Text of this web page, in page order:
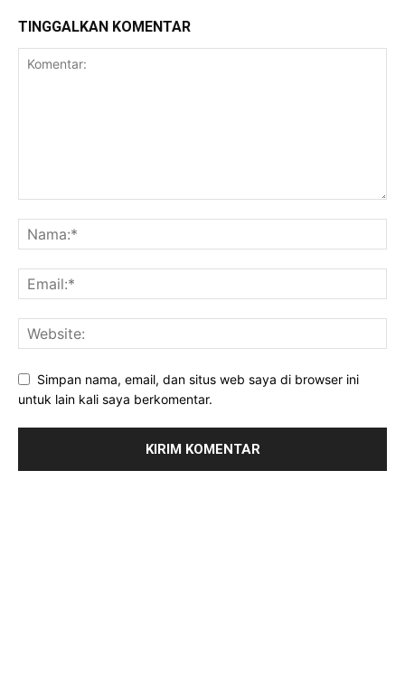
TINGGALKAN KOMENTAR
Simpan nama, email, dan situs web saya di browser ini
untuk lain kali saya berkomentar.